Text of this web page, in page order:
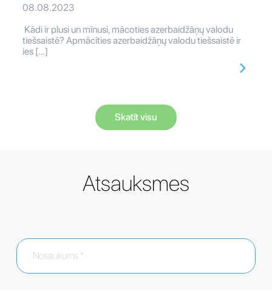
08.08.2023
Kādi ir plusi un mīnusi, mācoties azerbaidžāņų valodu
tiešsaistē? Apmācīties azerbaidžāņų valodu tiešsaistē ir
ies […]
Skatīt visu
Atsauksmes